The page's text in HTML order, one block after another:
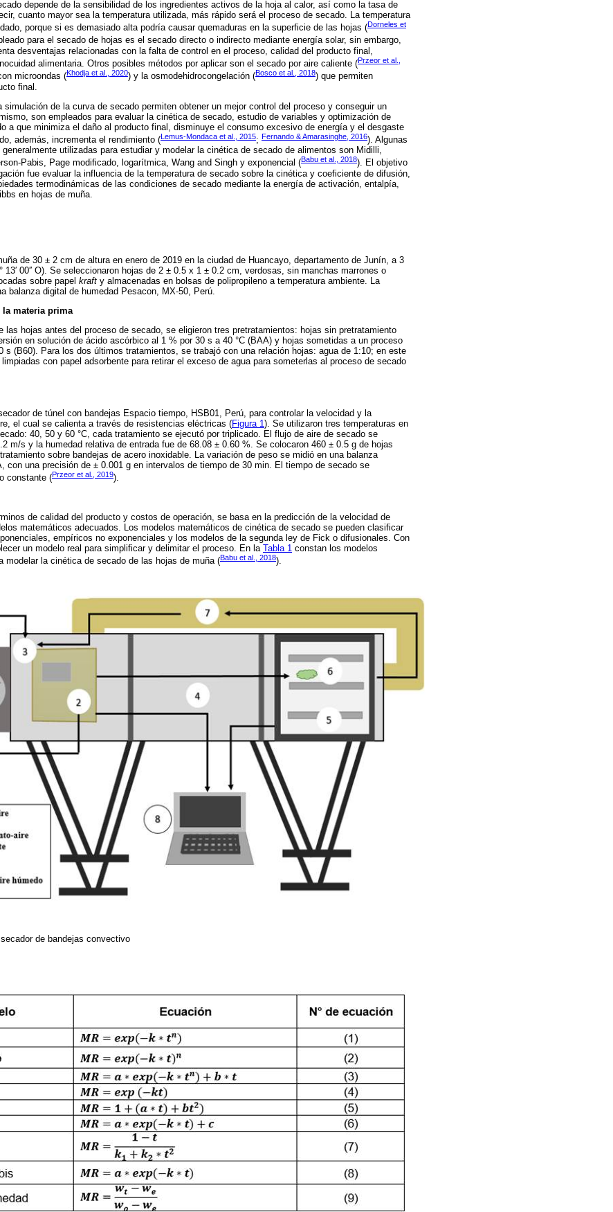
depende de la sensibilidad de los ingredientes activos de la hoja al calor, así como la tasa de
cuanto mayor sea la temperatura utilizada, más rápido será el proceso de secado. La temperatura
porque si es demasiado alta podría causar quemaduras en la superficie de las hojas (Dorneles et
para el secado de hojas es el secado directo o indirecto mediante energía solar, sin embargo,
desventajas relacionadas con la falta de control en el proceso, calidad del producto final,
alimentaria. Otros posibles métodos por aplicar son el secado por aire caliente (Przeor et al.,
microondas (Khodja et al., 2020) y la osmodehidrocongelación (Bosco et al., 2018) que permiten
final.
simulación de la curva de secado permiten obtener un mejor control del proceso y conseguir un
son empleados para evaluar la cinética de secado, estudio de variables y optimización de
a que minimiza el daño al producto final, disminuye el consumo excesivo de energía y el desgaste
además, incrementa el rendimiento (Lemus-Mondaca et al., 2015; Fernando & Amarasinghe, 2016). Algunas
utilizadas para estudiar y modelar la cinética de secado de alimentos son Midilli,
Pabis, Page modificado, logarítmica, Wang and Singh y exponencial (Babu et al., 2018). El objetivo
fue evaluar la influencia de la temperatura de secado sobre la cinética y coeficiente de difusión,
termodinámicas de las condiciones de secado mediante la energía de activación, entalpía,
en hojas de muña.
de 30 ± 2 cm de altura en enero de 2019 en la ciudad de Huancayo, departamento de Junín, a 3
13′ 00′′ O). Se seleccionaron hojas de 2 ± 0.5 x 1 ± 0.2 cm, verdosas, sin manchas marrones o
sobre papel kraft y almacenadas en bolsas de polipropileno a temperatura ambiente. La
balanza digital de humedad Pesacon, MX-50, Perú.
materia prima
las hojas antes del proceso de secado, se eligieron tres pretratamientos: hojas sin pretratamiento
en solución de ácido ascórbico al 1 % por 30 s a 40 °C (BAA) y hojas sometidas a un proceso
s (B60). Para los dos últimos tratamientos, se trabajó con una relación hojas: agua de 1:10; en este
con papel adsorbente para retirar el exceso de agua para someterlas al proceso de secado
de túnel con bandejas Espacio tiempo, HSB01, Perú, para controlar la velocidad y la
el cual se calienta a través de resistencias eléctricas (Figura 1). Se utilizaron tres temperaturas en
40, 50 y 60 °C, cada tratamiento se ejecutó por triplicado. El flujo de aire de secado se
m/s y la humedad relativa de entrada fue de 68.08 ± 0.60 %. Se colocaron 460 ± 0.5 g de hojas
sobre bandejas de acero inoxidable. La variación de peso se midió en una balanza
con una precisión de ± 0.001 g en intervalos de tiempo de 30 min. El tiempo de secado se
constante (Przeor et al., 2019).
de calidad del producto y costos de operación, se basa en la predicción de la velocidad de
matemáticos adecuados. Los modelos matemáticos de cinética de secado se pueden clasificar
empíricos no exponenciales y los modelos de la segunda ley de Fick o difusionales. Con
un modelo real para simplificar y delimitar el proceso. En la Tabla 1 constan los modelos
modelar la cinética de secado de las hojas de muña (Babu et al., 2018).
de bandejas convectivo